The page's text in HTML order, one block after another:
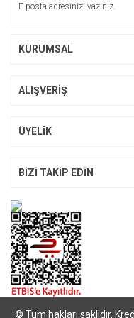
KURUMSAL
ALIŞVERİŞ
ÜYELİK
BİZİ TAKİP EDİN
© Tüm hakları saklıdır.